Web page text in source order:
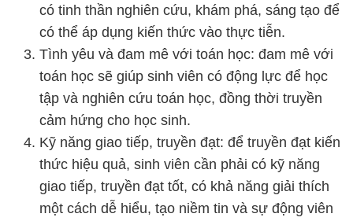
có tinh thần nghiên cứu, khám phá, sáng tạo để
có thể áp dụng kiến thức vào thực tiễn.
Tình yêu và đam mê với toán học: đam mê với
toán học sẽ giúp sinh viên có động lực để học
tập và nghiên cứu toán học, đồng thời truyền
cảm hứng cho học sinh.
Kỹ năng giao tiếp, truyền đạt: để truyền đạt kiến
thức hiệu quả, sinh viên cần phải có kỹ năng
giao tiếp, truyền đạt tốt, có khả năng giải thích
một cách dễ hiểu, tạo niềm tin và sự động viên